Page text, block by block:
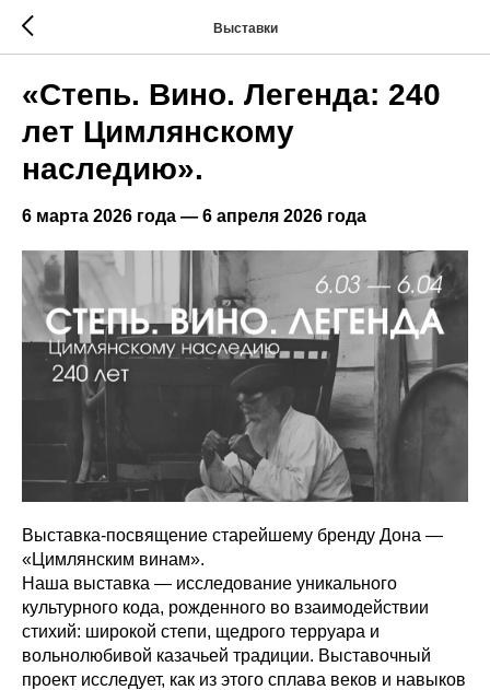
Выставки
«Степь. Вино. Легенда: 240
лет Цимлянскому
наследию».
6 марта 2026 года — 6 апреля 2026 года
Выставка-посвящение старейшему бренду Дона —
«Цимлянским винам».
Наша выставка — исследование уникального
культурного кода, рожденного во взаимодействии
стихий: широкой степи, щедрого терруара и
вольнолюбивой казачьей традиции. Выставочный
проект исследует, как из этого сплава веков и навыков